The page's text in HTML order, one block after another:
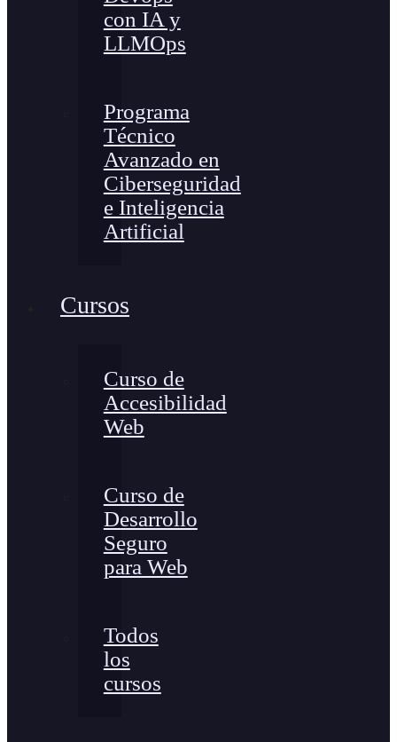
con IA y
LLMOps
Programa
Técnico
Avanzado en
Ciberseguridad
e Inteligencia
Artificial
Cursos
Curso de
Accesibilidad
Web
Curso de
Desarrollo
Seguro
para Web
Todos
los
cursos